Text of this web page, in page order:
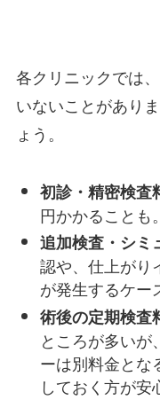
各クリニックでは
いないことがあり
ょう。
初診・精密検査
円かかることも。
追加検査・シミ
認や、仕上がり
が発生するケー
術後の定期検査
ところが多いが
ーは別料金とな
しておく方が安